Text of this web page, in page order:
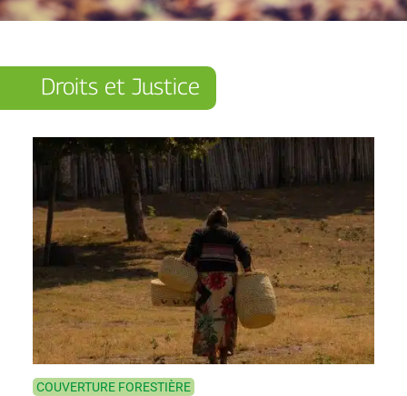
Droits et Justice
COUVERTURE FORESTIÈRE